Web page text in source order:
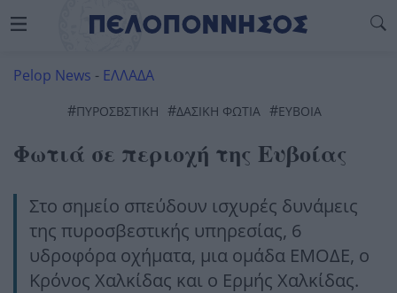
Pelop News - ΕΛΛΑΔΑ
#ΠΥΡΟΣΒΣΤΙΚΗ #ΔΑΣΙΚΗ ΦΩΤΙΑ #EYBOIA
Φωτιά σε περιοχή της Ευβοίας
Στο σημείο σπεύδουν ισχυρές δυνάμεις
της πυροσβεστικής υπηρεσίας, 6
υδροφόρα οχήματα, μια ομάδα ΕΜΟΔΕ, ο
Κρόνος Χαλκίδας και ο Ερμής Χαλκίδας.